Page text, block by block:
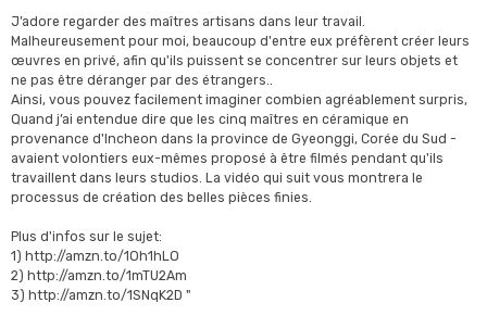
J’adore regarder des maîtres artisans dans leur travail.
Malheureusement pour moi, beaucoup d'entre eux préfèrent créer leurs
œuvres en privé, afin qu'ils puissent se concentrer sur leurs objets et
ne pas être déranger par des étrangers..
Ainsi, vous pouvez facilement imaginer combien agréablement surpris,
Quand j’ai entendue dire que les cinq maîtres en céramique en
provenance d'Incheon dans la province de Gyeonggi, Corée du Sud -
avaient volontiers eux-mêmes proposé à être filmés pendant qu'ils
travaillent dans leurs studios. La vidéo qui suit vous montrera le
processus de création des belles pièces finies.
Plus d'infos sur le sujet:
1) http://amzn.to/1Oh1hLO
2) http://amzn.to/1mTU2Am
3) http://amzn.to/1SNqK2D "